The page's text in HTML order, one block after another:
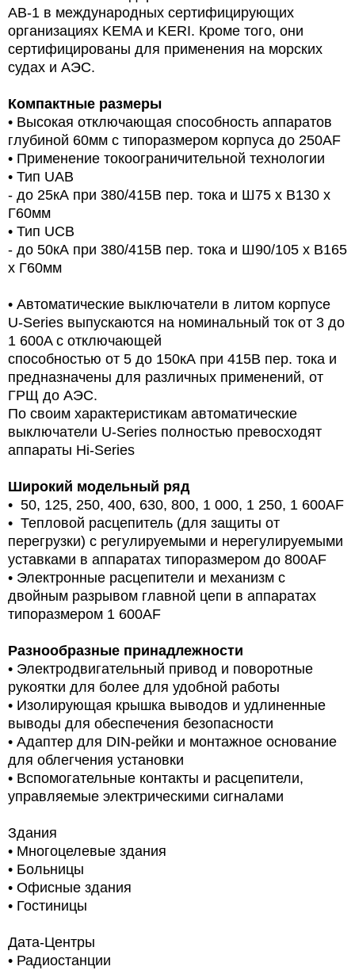
AB-1 в международных сертифицирующих
организациях KEMA и KERI. Кроме того, они
сертифицированы для применения на морских
судах и АЭС.
Компактные размеры
• Высокая отключающая способность аппаратов
глубиной 60мм с типоразмером корпуса до 250AF
• Применение токоограничительной технологии
• Тип UAB
- до 25кА при 380/415В пер. тока и Ш75 х В130 х
Г60мм
• Тип UCB
- до 50кА при 380/415В пер. тока и Ш90/105 х В165
х Г60мм
• Автоматические выключатели в литом корпусе
U-Series выпускаются на номинальный ток от 3 до
1 600A с отключающей
способностью от 5 до 150кА при 415В пер. тока и
предназначены для различных применений, от
ГРЩ до АЭС.
По своим характеристикам автоматические
выключатели U-Series полностью превосходят
аппараты Hi-Series
Широкий модельный ряд
• 50, 125, 250, 400, 630, 800, 1 000, 1 250, 1 600AF
• Тепловой расцепитель (для защиты от
перегрузки) с регулируемыми и нерегулируемыми
уставками в аппаратах типоразмером до 800AF
• Электронные расцепители и механизм с
двойным разрывом главной цепи в аппаратах
типоразмером 1 600AF
Разнообразные принадлежности
• Электродвигательный привод и поворотные
рукоятки для более для удобной работы
• Изолирующая крышка выводов и удлиненные
выводы для обеспечения безопасности
• Адаптер для DIN-рейки и монтажное основание
для облегчения установки
• Вспомогательные контакты и расцепители,
управляемые электрическими сигналами
Здания
• Многоцелевые здания
• Больницы
• Офисные здания
• Гостиницы
Дата-Центры
• Радиостанции